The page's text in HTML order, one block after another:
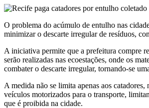
O problema do acúmulo de entulho nas
minimizar o descarte irregular de resíduos,
A iniciativa permite que a prefeitura compre
serão realizadas nas ecoestações, onde os
combater o descarte irregular, tornando-se
A medida não se limita apenas aos
veículos motorizados para o transporte,
que é proibida na cidade.